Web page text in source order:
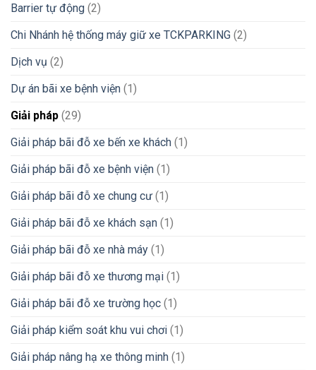
Barrier tự động (2)
Chi Nhánh hệ thống máy giữ xe TCKPARKING (2)
Dịch vụ (2)
Dự án bãi xe bệnh viện (1)
Giải pháp (29)
Giải pháp bãi đỗ xe bến xe khách (1)
Giải pháp bãi đỗ xe bệnh viện (1)
Giải pháp bãi đỗ xe chung cư (1)
Giải pháp bãi đỗ xe khách sạn (1)
Giải pháp bãi đỗ xe nhà máy (1)
Giải pháp bãi đỗ xe thương mại (1)
Giải pháp bãi đỗ xe trường học (1)
Giải pháp kiểm soát khu vui chơi (1)
Giải pháp nâng hạ xe thông minh (1)